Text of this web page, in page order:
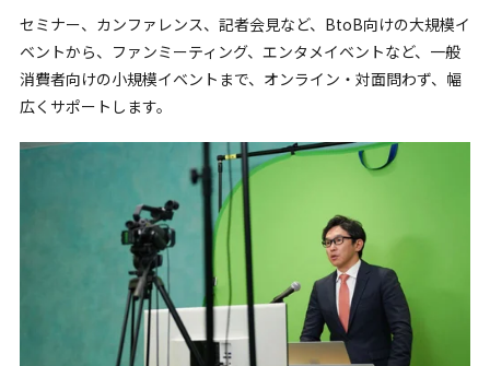
セミナー、カンファレンス、記者会見など、BtoB向けの大規模イ
ベントから、ファンミーティング、エンタメイベントなど、一般
消費者向けの小規模イベントまで、オンライン・対面問わず、幅
広くサポートします。